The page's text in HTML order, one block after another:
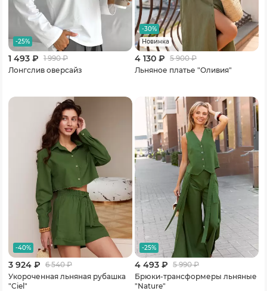
-25%
1 493 ₽ 1 990₽
Лонгслив оверсайз
-30%
Новинка
4 130 ₽ 5 900₽
Льняное платье "Оливия"
-40%
3 924 ₽ 6 540₽
Укороченная льняная рубашка
"Ciel"
-25%
4 493 ₽ 5 990₽
Брюки-трансформеры льняные
"Nature"